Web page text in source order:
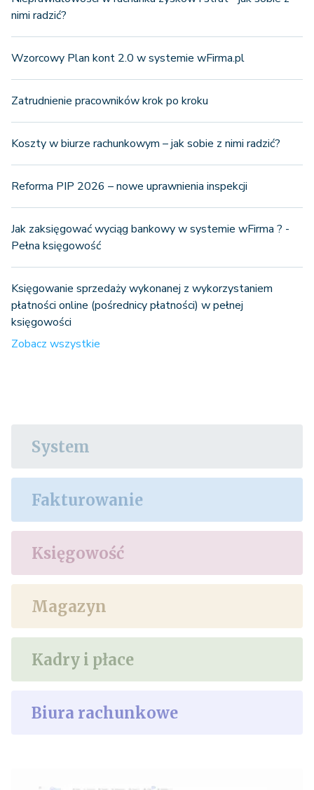
nimi radzić?
Wzorcowy Plan kont 2.0 w systemie wFirma.pl
Zatrudnienie pracowników krok po kroku
Koszty w biurze rachunkowym – jak sobie z nimi radzić?
Reforma PIP 2026 – nowe uprawnienia inspekcji
Jak zaksięgować wyciąg bankowy w systemie wFirma ? -
Pełna księgowość
Księgowanie sprzedaży wykonanej z wykorzystaniem
płatności online (pośrednicy płatności) w pełnej
księgowości
Zobacz wszystkie
System
Fakturowanie
Księgowość
Magazyn
Kadry i płace
Biura rachunkowe